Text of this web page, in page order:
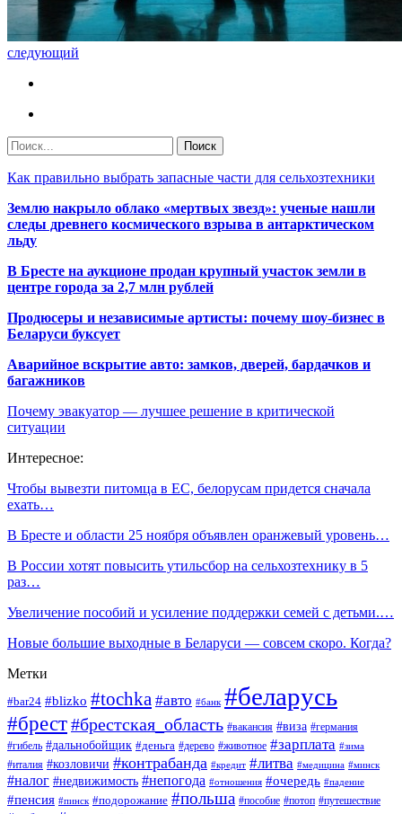
следующий
Как правильно выбрать запасные части для сельхозтехники
Землю накрыло облако «мертвых звезд»: ученые нашли
следы древнего космического взрыва в антарктическом
льду
В Бресте на аукционе продан крупный участок земли в
центре города за 2,7 млн рублей
Продюсеры и независимые артисты: почему шоу-бизнес в
Беларуси буксует
Аварийное вскрытие авто: замков, дверей, бардачков и
багажников
Почему эвакуатор — лучшее решение в критической
ситуации
Интересное:
Чтобы вывезти питомца в ЕС, белорусам придется сначала
ехать…
В Бресте и области 25 ноября объявлен оранжевый уровень…
В России хотят повысить утильсбор на сельхозтехнику в 5
раз…
Увеличение пособий и усиление поддержки семей с детьми.…
Новые большие выходные в Беларуси — совсем скоро. Когда?
Метки
#bar24 #blizko #tochka #авто #банк #беларусь
#брест#брестская_область #вакансия #виза #германия
#гибель #дальнобойщик #деньга #дерево #животное #зарплата #зима
#италия #козловичи #контрабанда #кредит #литва #медицина #минск
#налог #недвижимость #непогода #отношения #очередь #падение
#пенсия #пинск #подорожание #польша #пособие #потоп #путешествие